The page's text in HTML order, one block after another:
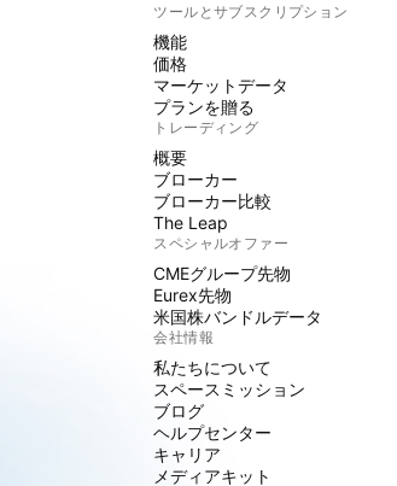
ツールとサブスクリプション
機能
価格
マーケットデータ
プランを贈る
トレーディング
概要
ブローカー
ブローカー比較
The Leap
スペシャルオファー
CMEグループ先物
Eurex先物
米国株バンドルデータ
会社情報
私たちについて
スペースミッション
ブログ
ヘルプセンター
キャリア
メディアキット